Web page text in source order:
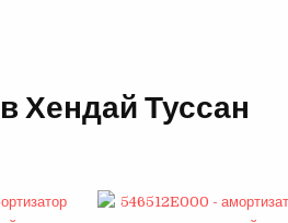
Хендай Туссан